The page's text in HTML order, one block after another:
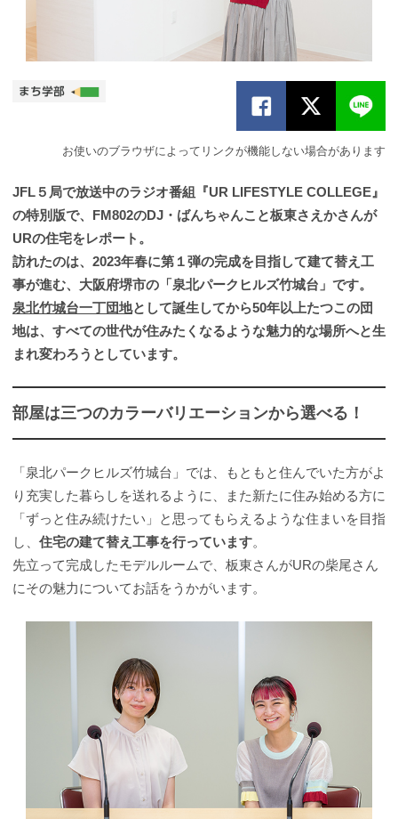
お使いのブラウザによってリンクが機能しない場合があります
JFL５局で放送中のラジオ番組『UR LIFESTYLE COLLEGE』
の特別版で、FM802のDJ・ばんちゃんこと板東さえかさんが
URの住宅をレポート。
訪れたのは、2023年春に第１弾の完成を目指して建て替え工
事が進む、大阪府堺市の「泉北パークヒルズ竹城台」です。
泉北竹城台一丁団地として誕生してから50年以上たつこの団
地は、すべての世代が住みたくなるような魅力的な場所へと生
まれ変わろうとしています。
部屋は三つのカラーバリエーションから選べる！
「泉北パークヒルズ竹城台」では、もともと住んでいた方がよ
り充実した暮らしを送れるように、また新たに住み始める方に
「ずっと住み続けたい」と思ってもらえるような住まいを目指
し、 住宅の建て替え工事を行っています。
先立って完成したモデルルームで、板東さんがURの柴尾さん
にその魅力についてお話をうかがいます。